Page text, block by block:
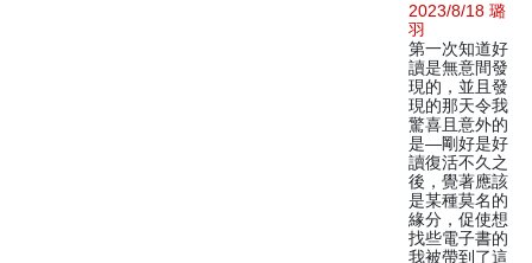
2023/8/18 璐
羽
第一次知道好
讀是無意間發
現的，並且發
現的那天令我
驚喜且意外的
是—剛好是好
讀復活不久之
後，覺著應該
是某種莫名的
緣分，促使想
找些電子書的
我被帶到了這